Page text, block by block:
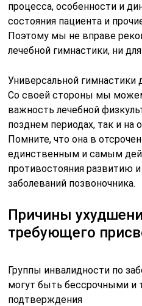
процесса, особенности и
состояния пациента и
Поэтому мы не вправе
лечебной гимнастики, ни
Универсальной гимнастики
Со своей стороны мы
важность лечебной
позднем периодах, так и на
Помните, что она в
единственным и самым
противостояния развитию
заболеваний позвоночника.
Причины
требующего
Группы инвалидности по
могут быть бессрочными
подтверждения